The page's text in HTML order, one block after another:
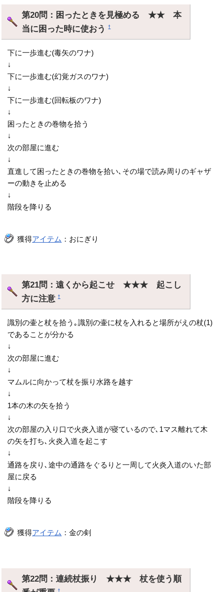
第20問：困ったときを見極める ★★ 本
当に困った時に使おう†
下に一歩進む(毒矢のワナ)
↓
下に一歩進む(幻覚ガスのワナ)
↓
下に一歩進む(回転板のワナ)
↓
困ったときの巻物を拾う
↓
次の部屋に進む
↓
直進して困ったときの巻物を拾い､その場で読み周りのギャザ
ーの動きを止める
↓
階段を降りる
獲得アイテム ：おにぎり
第21問：遠くから起こせ ★★★ 起こし
方に注意†
識別の壷と杖を拾う｡識別の壷に杖を入れると場所がえの杖(1)
であることが分かる
↓
次の部屋に進む
↓
マムルに向かって杖を振り水路を越す
↓
1本の木の矢を拾う
↓
次の部屋の入り口で火炎入道が寝ているので､1マス離れて木
の矢を打ち､火炎入道を起こす
↓
通路を戻り､途中の通路をぐるりと一周して火炎入道のいた部
屋に戻る
↓
階段を降りる
獲得アイテム ：金の剣
第22問：連続杖振り ★★★ 杖を使う順
†